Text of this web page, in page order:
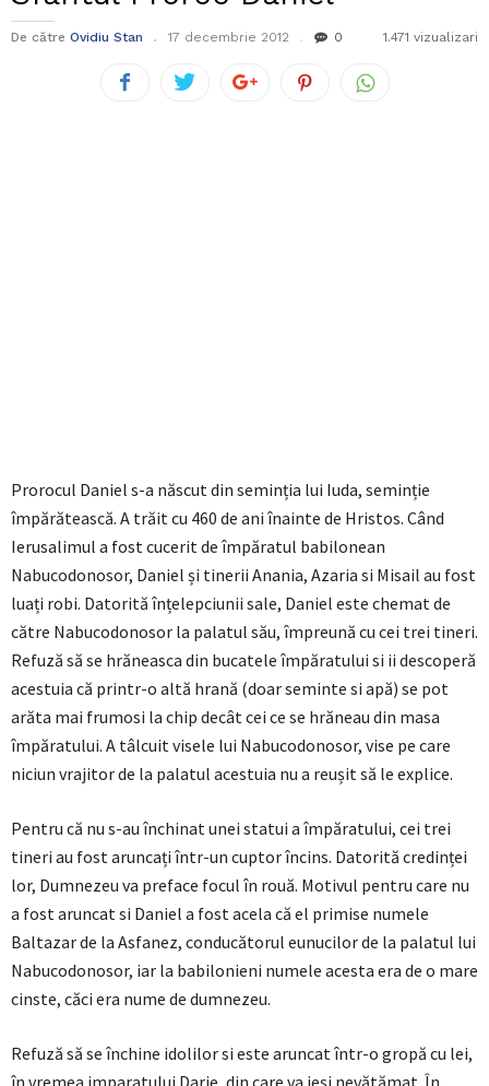
De către Ovidiu Stan 17 decembrie 2012 0 1.471 vizualizari
Prorocul Daniel s-a născut din seminția lui Iuda, seminție
împărătească. A trăit cu 460 de ani înainte de Hristos. Când
Ierusalimul a fost cucerit de împăratul babilonean
Nabucodonosor, Daniel și tinerii Anania, Azaria si Misail au fost
luați robi. Datorită înțelepciunii sale, Daniel este chemat de
către Nabucodonosor la palatul său, împreună cu cei trei tineri.
Refuză să se hrăneasca din bucatele împăratului si ii descoperă
acestuia că printr-o altă hrană (doar seminte si apă) se pot
arăta mai frumosi la chip decât cei ce se hrăneau din masa
împăratului. A tâlcuit visele lui Nabucodonosor, vise pe care
niciun vrajitor de la palatul acestuia nu a reușit să le explice.
Pentru că nu s-au închinat unei statui a împăratului, cei trei
tineri au fost aruncați într-un cuptor încins. Datorită credinței
lor, Dumnezeu va preface focul în rouă. Motivul pentru care nu
a fost aruncat si Daniel a fost acela că el primise numele
Baltazar de la Asfanez, conducătorul eunucilor de la palatul lui
Nabucodonosor, iar la babilonieni numele acesta era de o mare
cinste, căci era nume de dumnezeu.
Refuză să se închine idolilor si este aruncat într-o gropă cu lei,
în vremea imparatului Darie, din care va ieși nevătămat. În